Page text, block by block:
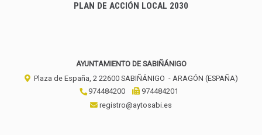
PLAN DE ACCIÓN LOCAL 2030
AYUNTAMIENTO DE SABIÑÁNIGO
Plaza de España, 2 22600 SABIÑÁNIGO - ARAGÓN (ESPAÑA)
974484200
974484201
registro@aytosabi.es